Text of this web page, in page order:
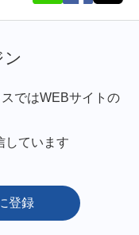
ン
ではWEBサイトの
しています
登録